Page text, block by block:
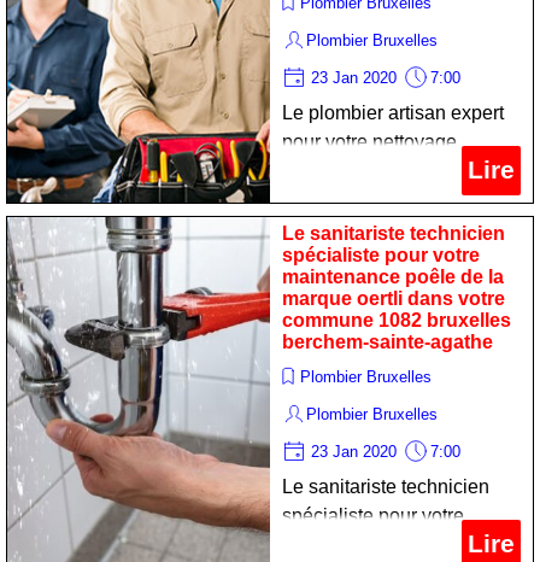
Plombier Bruxelles
23 Jan 2020 7:00
Le plombier artisan expert
pour votre nettoyage
chauffe-bain de la marque
ferroli dans votre commune
1082 bruxelles berchem-
sainte-agathe
Lire
Le sanitariste technicien
spécialiste pour votre
maintenance poêle de la
marque oertli dans votre
commune 1082 bruxelles
berchem-sainte-agathe
Plombier Bruxelles
Plombier Bruxelles
23 Jan 2020 7:00
Le sanitariste technicien
spécialiste pour votre
maintenance poêle de laLire